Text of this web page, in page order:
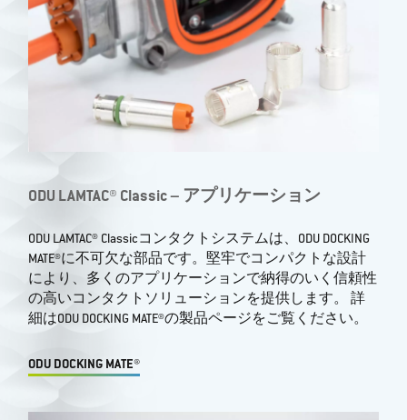
ODU LAMTAC® Classic – アプリケーション
ODU LAMTAC® Classicコンタクトシステムは、ODU DOCKING
MATE®に不可欠な部品です。堅牢でコンパクトな設計
により、多くのアプリケーションで納得のいく信頼性
の高いコンタクトソリューションを提供します。 詳
細はODU DOCKING MATE®の製品ページをご覧ください。
ODU DOCKING MATE®